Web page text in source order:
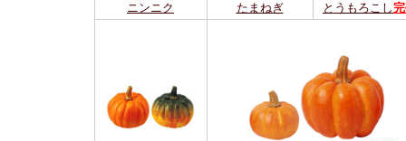
ニンニク たまねぎ とうもろこし